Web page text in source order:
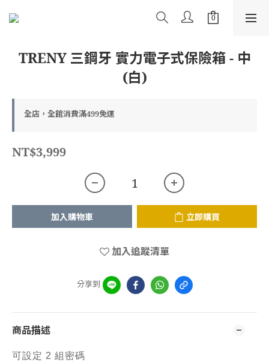
TRENY 三鋼牙 實力電子式保險箱 - 中
(白)
全店，全館消費滿499免運
NT$3,999
加入購物車 立即購買
加入追蹤清單
分享到
商品描述
可設定 2 組密碼